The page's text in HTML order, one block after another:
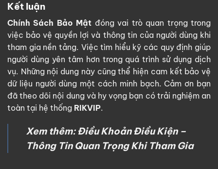
Kết luận
Chính Sách Bảo Mật đóng vai trò quan trọng trong
việc bảo vệ quyền lợi và thông tin của người dùng khi
tham gia nền tảng. Việc tìm hiểu kỹ các quy định giúp
người dùng yên tâm hơn trong quá trình sử dụng dịch
vụ. Những nội dung này cũng thể hiện cam kết bảo vệ
dữ liệu người dùng một cách minh bạch. Cảm ơn bạn
đã theo dõi nội dung và hy vọng bạn có trải nghiệm an
toàn tại hệ thống RIKVIP.
Xem thêm: Điều Khoản Điều Kiện –
Thông Tin Quan Trọng Khi Tham Gia